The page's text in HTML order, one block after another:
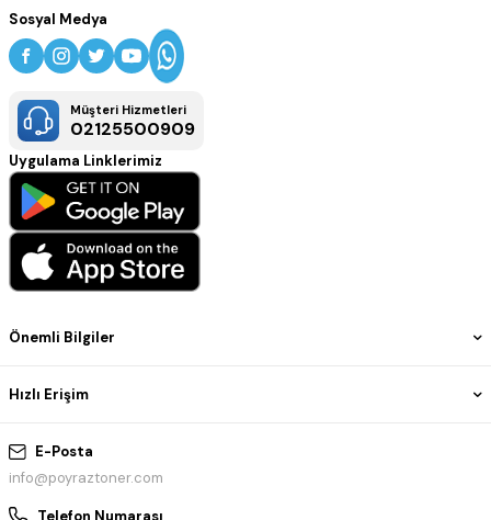
E-Posta
info@poyraztoner.com
Telefon Numarası
Önemli Bilgiler
Hızlı Erişim
Sosyal Medya
Müşteri Hizmetleri
02125500909
Uygulama Linklerimiz